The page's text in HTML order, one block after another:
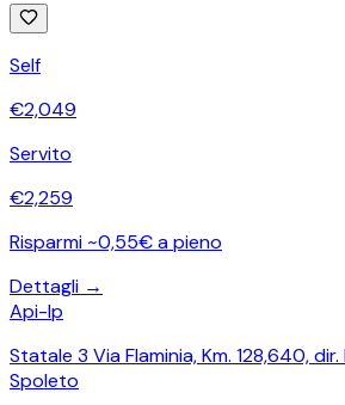
Self
€2,049
Servito
€2,259
Risparmi ~0,55€ a pieno
Dettagli →
Api-Ip
Statale 3 Via Flaminia, Km. 128,640,
Spoleto